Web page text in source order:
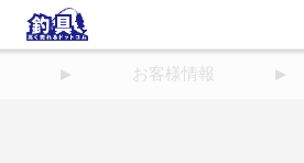
お客様情報